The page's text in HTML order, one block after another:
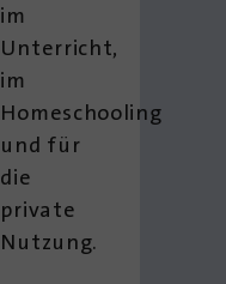
im
Unterricht,
im
Homeschooling
und für
die
private
Nutzung.